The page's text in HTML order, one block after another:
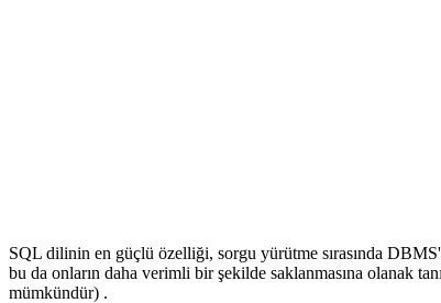
SQL dilinin en güçlü özelliği, sorgu yürütme sırasında
bu da onların daha verimli bir şekilde saklanmasına olanak
mümkündür) .